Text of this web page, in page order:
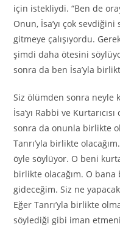
için istekliydi. “Ben de
Onun, İsa’yı çok
gitmeye çalışıyordu.
şimdi daha ötesini
sonra da ben İsa’yla
Siz ölümden sonra neyle
İsa’yı Rabbi ve
sonra da onunla birlikte
Tanrı’yla birlikte
öyle söylüyor. O beni
birlikte olacağım. O bana
gideceğim. Siz ne
Eğer Tanrı’yla birlikte
söylediği gibi iman